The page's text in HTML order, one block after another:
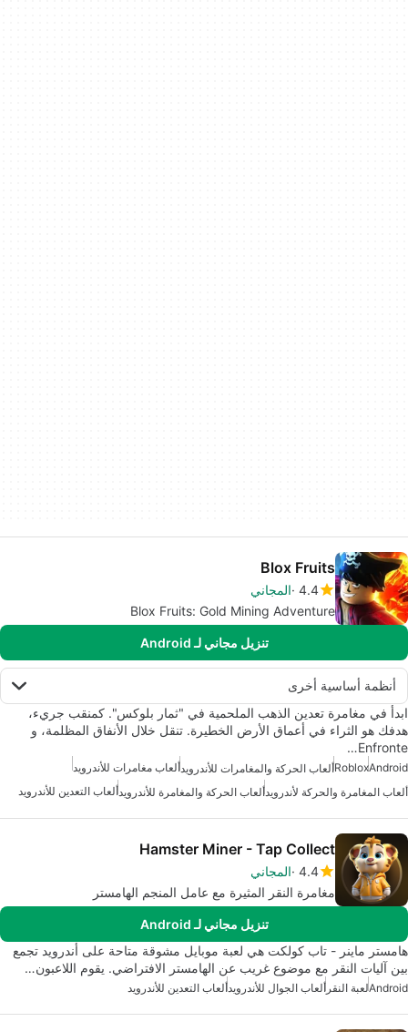
Blox Fruits
4.4 المجاني
Blox Fruits: Gold Mining Adventure
تنزيل مجاني لـ Android
أنظمة أساسية أخرى
ابدأ في مغامرة تعدين الذهب الملحمية في "ثمار بلوكس". كمنقب جريء،
هدفك هو الثراء في أعماق الأرض الخطيرة. تنقل خلال الأنفاق المظلمة، و
Enfronte…
Android
Robloxألعاب الحركة والمغامرات للأندرويدألعاب مغامرات للأندرويد
ألعاب المغامرة والحركة لأندرويدألعاب الحركة والمغامرة للأندرويدألعاب التعدين للأندرويد
Hamster Miner - Tap Collect
4.4 المجاني
مغامرة النقر المثيرة مع عامل المنجم الهامستر
تنزيل مجاني لـ Android
هامستر ماينر - تاب كولكت هي لعبة موبايل مشوقة متاحة على أندرويد تجمع
بين آليات النقر مع موضوع غريب عن الهامستر الافتراضي. يقوم اللاعبون…
Androidلعبة النقر ألعاب الجوال للأندرويدألعاب التعدين للأندرويد